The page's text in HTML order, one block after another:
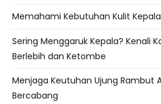
Memahami Kebutuhan Kulit
Sering Menggaruk Kepala? Kenali
Berlebih dan Ketombe
Menjaga Keutuhan Ujung Rambut
Bercabang